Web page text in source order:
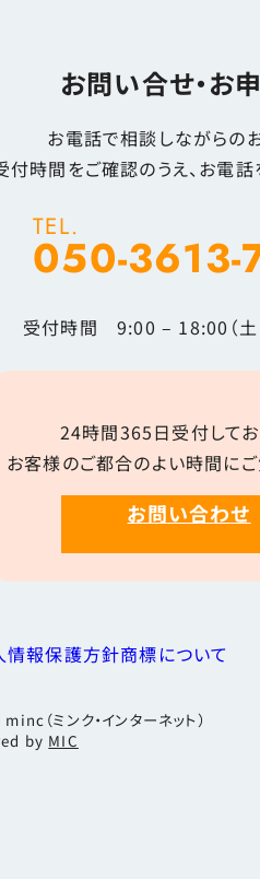
お問い合せ・お
お電話で相談しながらの
付時間をご確認のうえ、お電話
TEL.
050-3613-
受付時間 9:00 – 18:00（土
24時間365日受付してお
お客様のご都合のよい時間にご
お問い合わせ
情報保護方針商標について
minc（ミンク・インターネット）
by MIC